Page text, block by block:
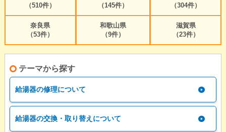
（510件）
（145件）
（304件）
奈良県
（53件）
和歌山県
（9件）
滋賀県
（23件）
テーマから探す
給湯器の修理について
給湯器の交換・取り替えについて